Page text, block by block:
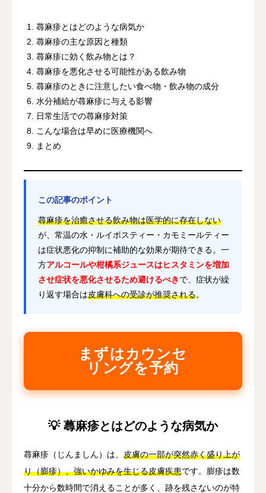
蕁麻疹とはどのような病気か
蕁麻疹の主な原因と種類
蕁麻疹に効く飲み物とは？
蕁麻疹を悪化させる可能性がある飲み物
蕁麻疹のときに注意したい食べ物・飲み物の成分
水分補給が蕁麻疹に与える影響
日常生活での蕁麻疹対策
こんな場合は早めに医療機関へ
まとめ
この記事のポイント
蕁麻疹を治癒させる飲み物は医学的に存在しない
が、常温の水・ルイボスティー・カモミールティー
は症状悪化の抑制に補助的な効果が期待できる。一
方アルコールや柑橘系ジュースはヒスタミンを増加
させ症状を悪化させるため避けるべきで、症状が繰
り返す場合は皮膚科への受診が推奨される。
まずはカウンセ
リングを予約
💡 蕁麻疹とはどのような病気か
蕁麻疹（じんましん）は、 皮膚の一部が突然赤く盛り上が
り（膨疹）、強いかゆみを生じる皮膚疾患です。膨疹は数
十分から数時間で消えることが多く、跡を残さないのが特